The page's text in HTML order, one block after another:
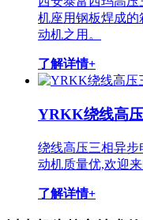
机座用钢板焊成
动机之用。
了解详情+
YRKK绕线高
绕线高压三相异
动机质量优,欢迎来
了解详情+